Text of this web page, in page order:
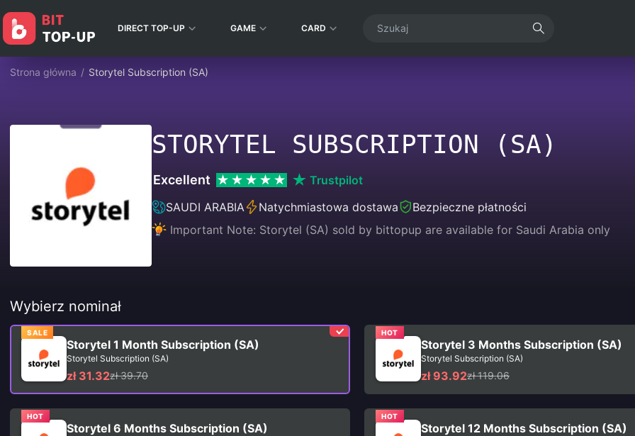
DIRECT TOP-UP GAME CARD
Strona główna / Storytel Subscription (SA)
STORYTEL SUBSCRIPTION (SA)
Excellent
Trustpilot
SAUDI ARABIA
Natychmiastowa dostawa
Bezpieczne płatności
Important Note: Storytel (SA) sold by bittopup are available for Saudi Arabia only
Wybierz nominał
SALE
Storytel 1 Month Subscription (SA)
Storytel Subscription (SA)
zł 31.32zł 39.70
HOT
Storytel 3 Months Subscription (SA)
Storytel Subscription (SA)
zł 93.92zł 119.06
HOT
Storytel 6 Months Subscription (SA)
HOT
Storytel 12 Months Subscription (SA)